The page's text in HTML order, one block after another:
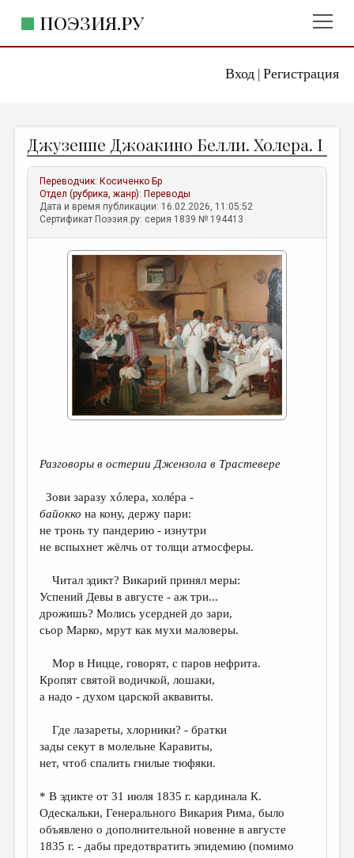
Вход| Регистрация
ПОЭЗИЯ.РУ
ЖАНРЫ
АВТОРЫ
КОММЕНТАРИИ
ЛИТСАЛОН
ПРАВИЛА САЙТА
ОТДЕЛЫ И РУБРИКИ
ИЗБРАННОЕ
ДАЙДЖЕСТ
ПРОИЗВЕДЕНИЯ
КОНКУРСЫ
ДЕТСКАЯ КОМНАТА
КНИЖНАЯ ПОЛКА
ОБЗОР ЛИТЕРАТУРЫ
ОБЪЯВЛЕНИЯ
КОЛОНКА РЕДАКТОРА
РЕДКОЛЛЕГИЯ
ОТ РЕДАКЦИИ
ЭССЕИСТИКА
ЛИТЕРАТУРОВЕДЕНИЕ
КУЛЬТУРОВЕДЕНИЕ
ПУБЛИЦИСТИКА
РЕЦЕНЗИРОВАНИЕ
Джузеппе Джоакино Белли. Холера. I
Переводчик: Косиченко Бр
Отдел (рубрика, жанр): Переводы
Дата и время публикации: 16.02.2026, 11:05:52
Сертификат Поэзия.ру: серия 1839 № 194413
Разговоры в остерии Джензола в Трастевере
Зови заразу хóлера, холéра -
байокко на кону, держу пари:
не тронь ту пандерию - изнутри
не вспыхнет жёлчь от толщи атмосферы.
Читал эдикт? Викарий принял меры:
Успений Девы в августе - аж три...
дрожишь? Молись усердней до зари,
сьор Марко, мрут как мухи маловеры.
Мор в Ницце, говорят, с паров нефрита.
Кропят святой водичкой, лошаки,
а надо - духом царской аквавиты.
Где лазареты, хлорники? - братки
зады секут в молельне Каравиты,
нет, чтоб спалить гнилые тюфяки.
* В эдикте от 31 июля 1835 г. кардинала К.
Одескальки, Генерального Викария Рима, было
объявлено о дополнительной новенне в августе
1835 г. - дабы предотвратить эпидемию (помимо